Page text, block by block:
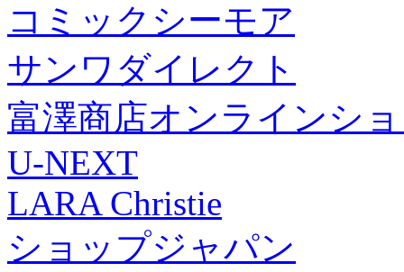
コミックシーモア
サンワダイレクト
富澤商店オンラインシ
U-NEXT
LARA Christie
ショップジャパン